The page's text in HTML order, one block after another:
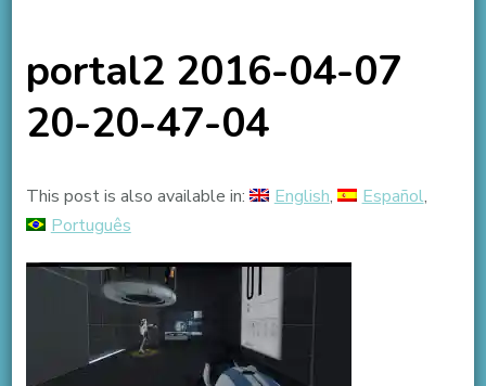
portal2 2016-04-07
20-20-47-04
This post is also available in: English
Español
Português